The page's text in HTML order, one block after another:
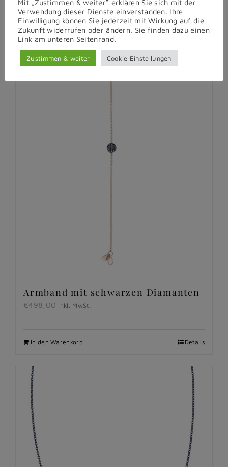
Armband mit schwarzen Diamanten
€498,00 inkl. MwSt.
In den Warenkorb Details
Mit „Zustimmen & weiter“ erklären Sie sich mit der
Verwendung dieser Dienste einverstanden. Ihre
Einwilligung können Sie jederzeit mit Wirkung auf die
Zukunft widerrufen oder ändern. Sie finden dazu einen
Link am unteren Seitenrand.
Zustimmen & weiter Cookie Einstellungen